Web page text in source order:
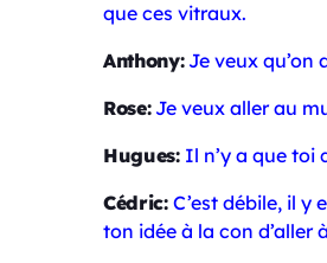
que ces vitraux.
Anthony: Je veux qu’on
Rose: Je veux aller au
Hugues: Il n’y a que toi
Cédric: C’est débile, il y
ton idée à la con d’aller